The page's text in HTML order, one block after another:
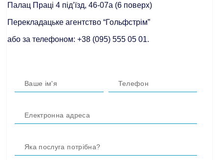
Палац Праці 4 під’їзд, 46-07а (6 поверх)
Перекладацьке агентство “Гольфстрім”
або за телефоном: +38 (095) 555 05 01.